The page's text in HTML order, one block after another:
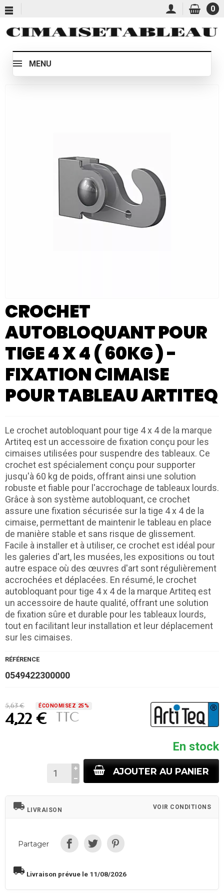
0
MENU
CROCHET
AUTOBLOQUANT POUR
TIGE 4 X 4 ( 60KG ) -
FIXATION CIMAISE
POUR TABLEAU ARTITEQ
Le crochet autobloquant pour tige 4 x 4 de la marque
Artiteq est un accessoire de fixation conçu pour les
cimaises utilisées pour suspendre des tableaux. Ce
crochet est spécialement conçu pour supporter
jusqu'à 60 kg de poids, offrant ainsi une solution
robuste et fiable pour l'accrochage de tableaux lourds.
Grâce à son système autobloquant, ce crochet
assure une fixation sécurisée sur la tige 4 x 4 de la
cimaise, permettant de maintenir le tableau en place
de manière stable et sans risque de glissement.
Facile à installer et à utiliser, ce crochet est idéal pour
les galeries d'art, les musées, les expositions ou tout
autre espace où des œuvres d'art sont régulièrement
accrochées et déplacées. En résumé, le crochet
autobloquant pour tige 4 x 4 de la marque Artiteq est
un accessoire de haute qualité, offrant une solution
de fixation sûre et durable pour les tableaux lourds,
tout en facilitant leur installation et leur déplacement
sur les cimaises.
RÉFÉRENCE
0549422300000
5,63 € ÉCONOMISEZ 25%
4,22 € TTC
En stock
AJOUTER AU PANIER
local_shipping LIVRAISON VOIR CONDITIONS
Partager
local_shipping Livraison prévue le 11/08/2026